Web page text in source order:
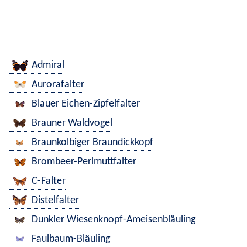
Admiral
Aurorafalter
Blauer Eichen-Zipfelfalter
Brauner Waldvogel
Braunkolbiger Braundickkopf
Brombeer-Perlmuttfalter
C-Falter
Distelfalter
Dunkler Wiesenknopf-Ameisenbläuling
Faulbaum-Bläuling